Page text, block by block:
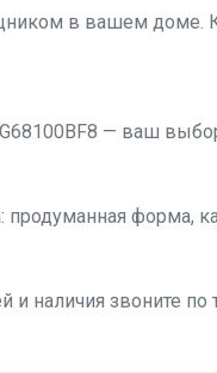
в вашем доме.
— ваш
продуманная форма,
и наличия звоните